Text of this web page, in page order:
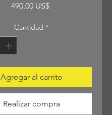
490,00 US$Precio
Cantidad *
Agregar al carrito
Realizar compra